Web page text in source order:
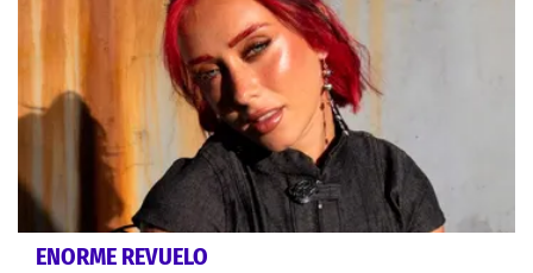
ENORME REVUELO